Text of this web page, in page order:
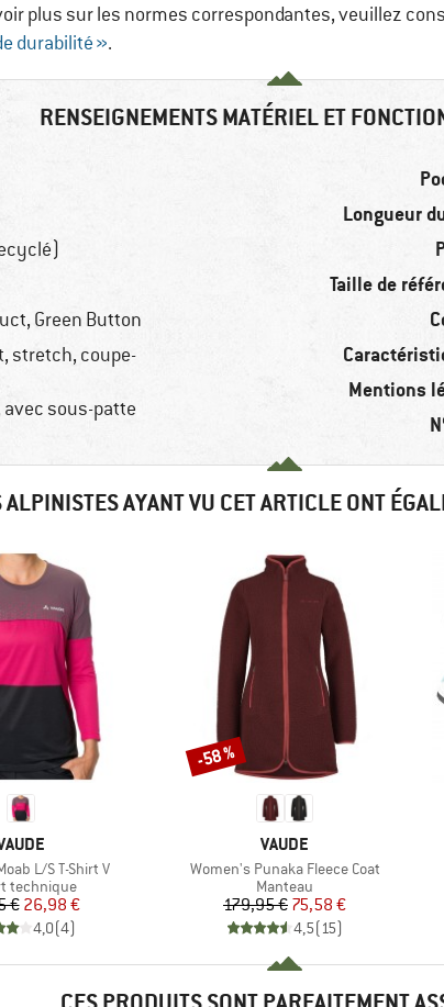
plus sur les normes correspondantes, veuillez
durabilité ».
RENSEIGNEMENTS MATÉRIEL ET
Green Button
stretch, coupe-
sous-patte
Longueur
Taille de
Mentions
ALPINISTES AYANT VU CET ARTICLE ONT
L/S T-Shirt V
group
technique
Prix
€Prix réduit
26,98 €
4,0(4)
MARQUE
VAUDE
Article
Women's Punaka Fleece Coat
Product group
Manteau
Prix
179,95 €Prix réduit
75,58 €
4,5(15)
Remise
-58 %